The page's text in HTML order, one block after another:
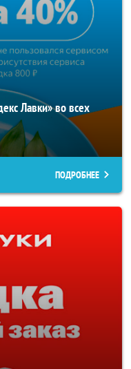
Лавки» во всех
ПОДРОБНЕЕ